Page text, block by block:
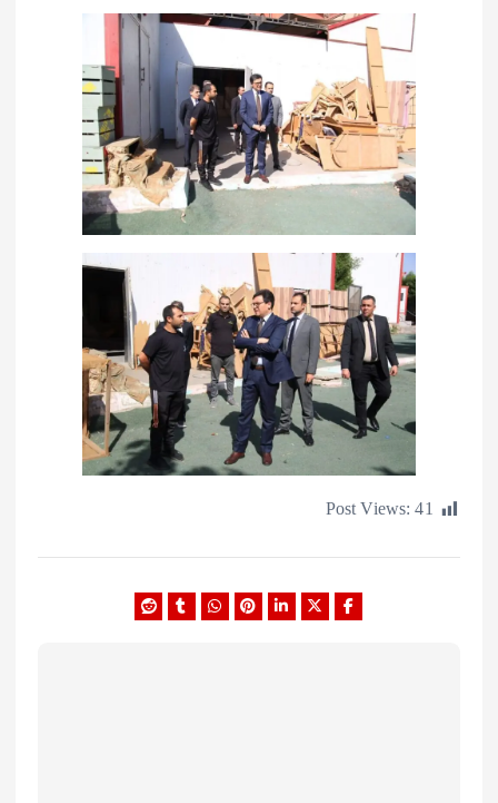
Post Views: